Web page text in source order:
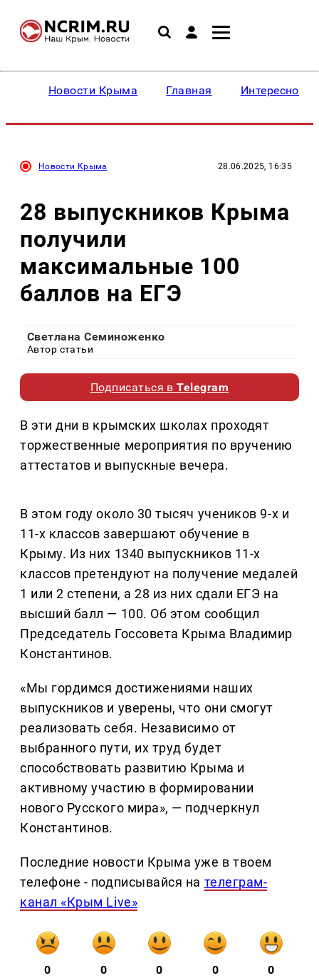
Новости Крыма Главная Интересное
Новости Крыма 28.06.2025, 16:35
28 выпускников Крыма
получили
максимальные 100
баллов на ЕГЭ
Светлана Семиноженко
Автор статьи
Подписаться вTelegram
В эти дни в крымских школах проходят
торжественные мероприятия по вручению
аттестатов и выпускные вечера.
В этом году около 30 тысяч учеников 9-х и
11-х классов завершают обучение в
Крыму. Из них 1340 выпускников 11-х
классов претендуют на получение медалей
1 или 2 степени, а 28 из них сдали ЕГЭ на
высший балл — 100. Об этом сообщил
Председатель Госсовета Крыма Владимир
Константинов.
«Мы гордимся достижениями наших
выпускников и уверены, что они смогут
реализовать себя. Независимо от
выбранного пути, их труд будет
способствовать развитию Крыма и
активному участию в формировании
нового Русского мира», — подчеркнул
Константинов.
Последние новости Крыма уже в твоем
телефоне - подписывайся на телеграм-
канал «Крым Live»
0 0 0 0 0